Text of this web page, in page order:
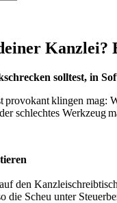
Kanzlei?
solltest, in
provokant klingen
schlechtes Werkzeug
den
die Scheu unter